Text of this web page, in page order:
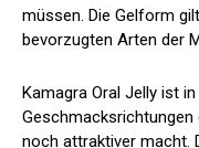
müssen. Die Gelform
bevorzugten Arten der
Kamagra Oral Jelly ist
noch attraktiver macht.